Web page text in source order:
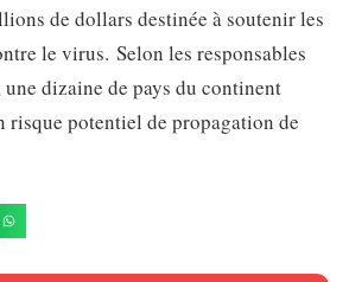
de dollars destinée à soutenir les
le virus. Selon les responsables
dizaine de pays du continent
risque potentiel de propagation de